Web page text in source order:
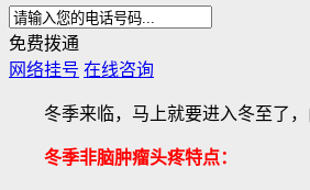
免费拨通
网络挂号 在线咨询
冬季来临，马上就要进入冬至了，
冬季非脑肿瘤头疼特点：